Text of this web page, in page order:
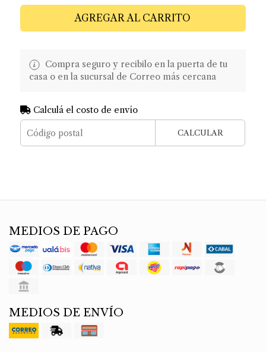
AGREGAR AL CARRITO
Compra seguro y recibilo en la puerta de tu
casa o en la sucursal de Correo más cercana
Calculá el costo de envío
CALCULAR
MEDIOS DE PAGO
MEDIOS DE ENVÍO